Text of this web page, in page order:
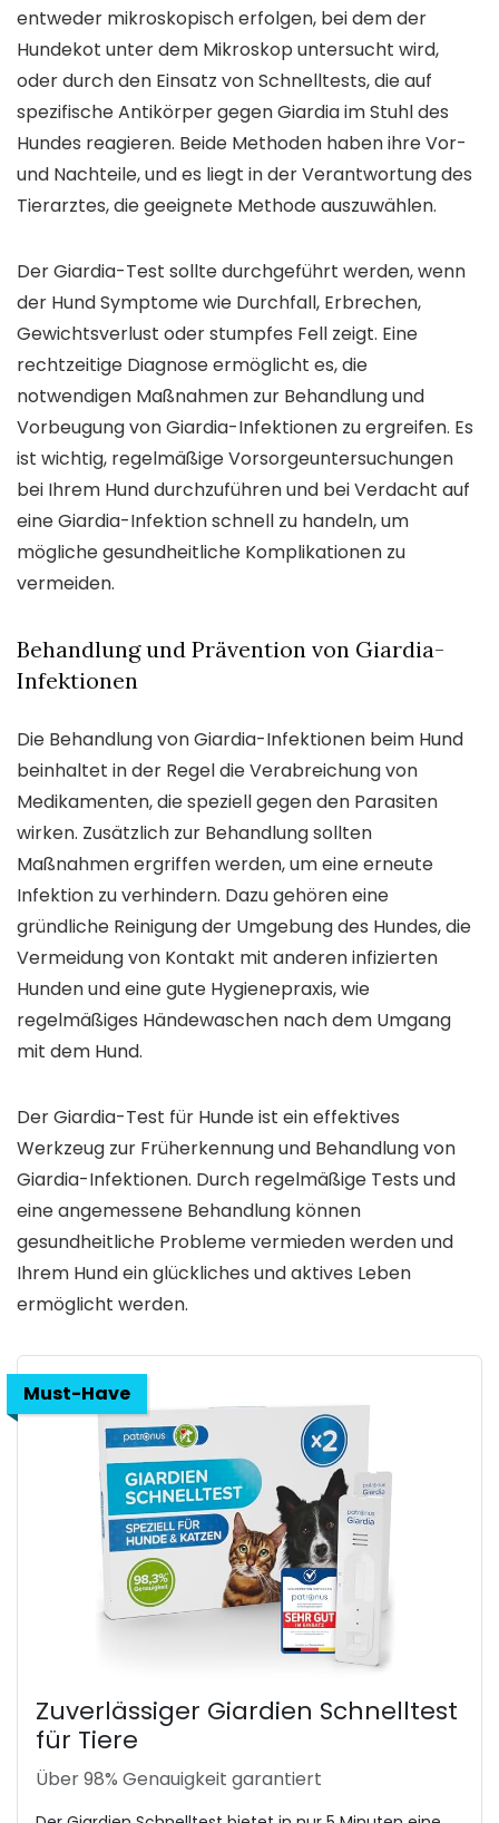
entweder mikroskopisch erfolgen, bei dem der
Hundekot unter dem Mikroskop untersucht wird,
oder durch den Einsatz von Schnelltests, die auf
spezifische Antikörper gegen Giardia im Stuhl des
Hundes reagieren. Beide Methoden haben ihre Vor-
und Nachteile, und es liegt in der Verantwortung des
Tierarztes, die geeignete Methode auszuwählen.
Der Giardia-Test sollte durchgeführt werden, wenn
der Hund Symptome wie Durchfall, Erbrechen,
Gewichtsverlust oder stumpfes Fell zeigt. Eine
rechtzeitige Diagnose ermöglicht es, die
notwendigen Maßnahmen zur Behandlung und
Vorbeugung von Giardia-Infektionen zu ergreifen. Es
ist wichtig, regelmäßige Vorsorgeuntersuchungen
bei Ihrem Hund durchzuführen und bei Verdacht auf
eine Giardia-Infektion schnell zu handeln, um
mögliche gesundheitliche Komplikationen zu
vermeiden.
Behandlung und Prävention von Giardia-
Infektionen
Die Behandlung von Giardia-Infektionen beim Hund
beinhaltet in der Regel die Verabreichung von
Medikamenten, die speziell gegen den Parasiten
wirken. Zusätzlich zur Behandlung sollten
Maßnahmen ergriffen werden, um eine erneute
Infektion zu verhindern. Dazu gehören eine
gründliche Reinigung der Umgebung des Hundes, die
Vermeidung von Kontakt mit anderen infizierten
Hunden und eine gute Hygienepraxis, wie
regelmäßiges Händewaschen nach dem Umgang
mit dem Hund.
Der Giardia-Test für Hunde ist ein effektives
Werkzeug zur Früherkennung und Behandlung von
Giardia-Infektionen. Durch regelmäßige Tests und
eine angemessene Behandlung können
gesundheitliche Probleme vermieden werden und
Ihrem Hund ein glückliches und aktives Leben
ermöglicht werden.
Must-Have
Zuverlässiger Giardien Schnelltest
für Tiere
Über 98% Genauigkeit garantiert